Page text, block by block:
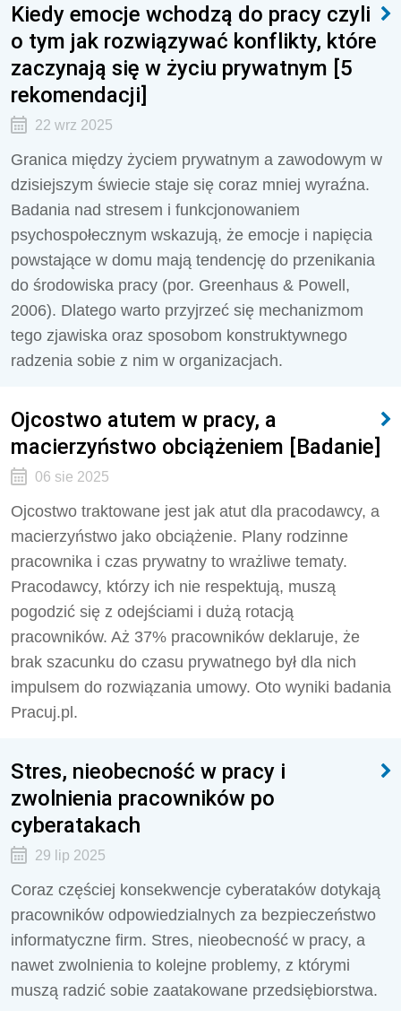
Kiedy emocje wchodzą do pracy czyli
o tym jak rozwiązywać konflikty, które
zaczynają się w życiu prywatnym [5
rekomendacji]
22 wrz 2025
Granica między życiem prywatnym a zawodowym w
dzisiejszym świecie staje się coraz mniej wyraźna.
Badania nad stresem i funkcjonowaniem
psychospołecznym wskazują, że emocje i napięcia
powstające w domu mają tendencję do przenikania
do środowiska pracy (por. Greenhaus & Powell,
2006). Dlatego warto przyjrzeć się mechanizmom
tego zjawiska oraz sposobom konstruktywnego
radzenia sobie z nim w organizacjach.
Ojcostwo atutem w pracy, a
macierzyństwo obciążeniem [Badanie]
06 sie 2025
Ojcostwo traktowane jest jak atut dla pracodawcy, a
macierzyństwo jako obciążenie. Plany rodzinne
pracownika i czas prywatny to wrażliwe tematy.
Pracodawcy, którzy ich nie respektują, muszą
pogodzić się z odejściami i dużą rotacją
pracowników. Aż 37% pracowników deklaruje, że
brak szacunku do czasu prywatnego był dla nich
impulsem do rozwiązania umowy. Oto wyniki badania
Pracuj.pl.
Stres, nieobecność w pracy i
zwolnienia pracowników po
cyberatakach
29 lip 2025
Coraz częściej konsekwencje cyberataków dotykają
pracowników odpowiedzialnych za bezpieczeństwo
informatyczne firm. Stres, nieobecność w pracy, a
nawet zwolnienia to kolejne problemy, z którymi
muszą radzić sobie zaatakowane przedsiębiorstwa.